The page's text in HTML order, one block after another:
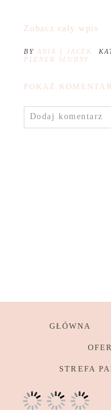
Zobacz cały wpis
BY ANIA I JACEK
PLENER ŚLUBNY
POKAŻ
Dodaj komentarz
GŁÓWNA
STREFA